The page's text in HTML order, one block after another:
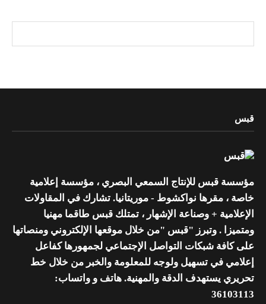
قبس
مؤسسة قبس للإنتاج السمعي البصري ، مؤسسة إعلامية
خاصة ، مقرها نواكشوط - موريتانيا. تشارك في المقاولات
الإعلامية + وصناعة الإشهار ، تمتلك قبس طاقما مهنيا
ومتميزا . وتبرز "قبس "من خلال موقعها الإلكتروني ومنصاتها
على كافة شبكات التواصل الإجتماعي لجمهورها كفاعل
إعلامي في تسهيل ولوجه للمعلومة والخبر من خلال خط
تحريري يستهدف الدقة والمهنية. هاتف و واتساب:
36103113